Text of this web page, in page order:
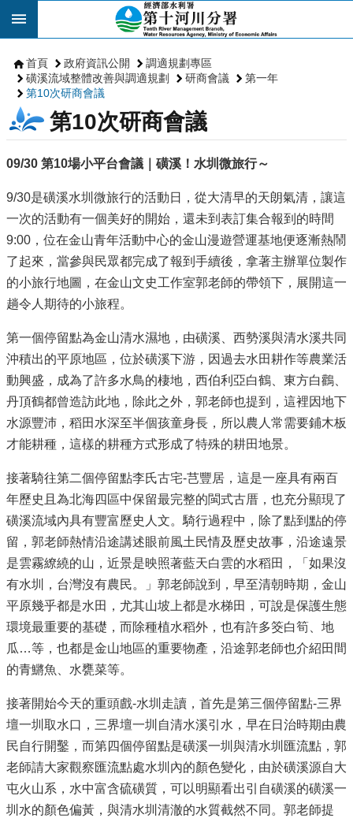
跳到主要內容區塊
首頁 政府資訊公開
調適規劃專區
磺溪流域整體改善與調適規劃
研商會議
第一年
第10次研商會議
第10次研商會議
09/30 第10場小平台會議｜磺溪！水圳微旅行～
9/30是磺溪水圳微旅行的活動日，從大清早的天朗氣清，讓這
一次的活動有一個美好的開始，還未到表訂集合報到的時間
9:00，位在金山青年活動中心的金山漫遊營運基地便逐漸熱鬧
了起來，當參與民眾都完成了報到手續後，拿著主辦單位製作
的小旅行地圖，在金山文史工作室郭老師的帶領下，展開這一
趟令人期待的小旅程。
第一個停留點為金山清水濕地，由磺溪、西勢溪與清水溪共同
沖積出的平原地區，位於磺溪下游，因過去水田耕作等農業活
動興盛，成為了許多水鳥的棲地，西伯利亞白鶴、東方白鸛、
丹頂鶴都曾造訪此地，除此之外，郭老師也提到，這裡因地下
水源豐沛，稻田水深至半個孩童身長，所以農人常需要鋪木板
才能耕種，這樣的耕種方式形成了特殊的耕田地景。
接著騎往第二個停留點李氏古宅-芑豐居，這是一座具有兩百
年歷史且為北海四區中保留最完整的閩式古厝，也充分顯現了
磺溪流域內具有豐富歷史人文。騎行過程中，除了點到點的停
留，郭老師熱情沿途講述眼前風土民情及歷史故事，沿途遠景
是雲霧繚繞的山，近景是映照著藍天白雲的水稻田，「如果沒
有水圳，台灣沒有農民。」郭老師說到，早至清朝時期，金山
平原幾乎都是水田，尤其山坡上都是水梯田，可說是保護生態
環境最重要的基礎，而除種植水稻外，也有許多筊白筍、地
瓜…等，也都是金山地區的重要物產，沿途郭老師也介紹田間
的青鱂魚、水甕菜等。
接著開始今天的重頭戲-水圳走讀，首先是第三個停留點-三界
壇一圳取水口，三界壇一圳自清水溪引水，早在日治時期由農
民自行開鑿，而第四個停留點是磺溪一圳與清水圳匯流點，郭
老師請大家觀察匯流點處水圳內的顏色變化，由於磺溪源自大
屯火山系，水中富含硫磺質，可以明顯看出引自磺溪的磺溪一
圳水的顏色偏黃，與清水圳清澈的水質截然不同。郭老師提